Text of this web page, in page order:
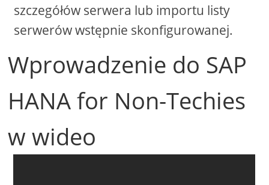
szczegółów serwera lub importu listy
serwerów wstępnie skonfigurowanej.
Wprowadzenie do SAP
HANA for Non-Techies
w wideo